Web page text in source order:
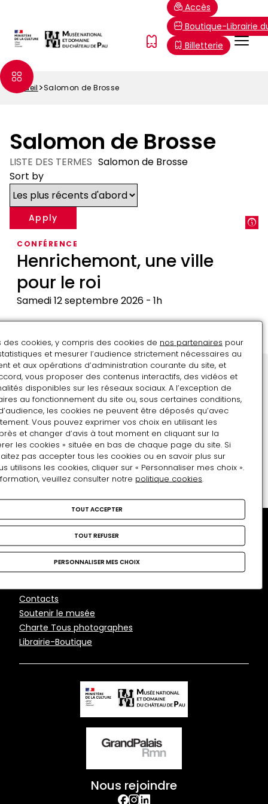
contenu
principal
Menu
FR
Accès
Boutique-Librairie
Billetterie
Fil
Accueil Salomon de Brosse
Salomon de Brosse
LISTE DES TERMES Salomon de Brosse
Sort by
Henrichemont, une ville
pour le roi
Samedi 12 septembre 2026 1h
CONFÉRENCE
Henrichemont,
ville
pour
le
roi
Restons en contact
Inscrivez-vous !
Adresse e-mail
Format attendu : nom@domaine.fr
Musée national et
domaine du château de
Pau
Pied
de
page
Contacts
Soutenir le musée
Charte Tous photographes
Librairie-Boutique
Nous rejoindre
facebook
Instagram
des cookies, y compris des cookies de nos partenaires pour
et mesurer l’audience strictement nécessaires au
et aux opérations d’administration courante du site, et
vous proposer des contenus interactifs, des vidéos et
disponibles sur les réseaux sociaux. A l’exception de
au fonctionnement du site ou, sous certaines conditions,
les cookies ne peuvent être déposés qu’avec
Vous pouvez exprimer vos choix en utilisant les
et changer d’avis à tout moment en cliquant sur la
les cookies » située en bas de chaque page du site. Si
pas accepter tous les cookies ou en savoir plus sur
utilisons les cookies, cliquer sur « Personnaliser mes choix ».
veuillez consulter notre politique cookies.
TOUT ACCEPTER
TOUT REFUSER
PERSONNALISER MES CHOIX